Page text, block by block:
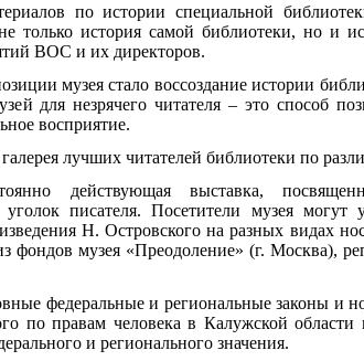
по истории специальной
только история самой библиотеки, но и
ВОС и их директоров.
музея стало воссоздание истории
для незрячего читателя – это способ
восприятие.
лучших читателей библиотеки по
действующая выставка,
писателя. Посетители музея
Н. Островского на разных видах
музея «Преодоление» (г. Москва),
федеральные и региональные законы и
по правам человека в Калужской
и регионального значения.